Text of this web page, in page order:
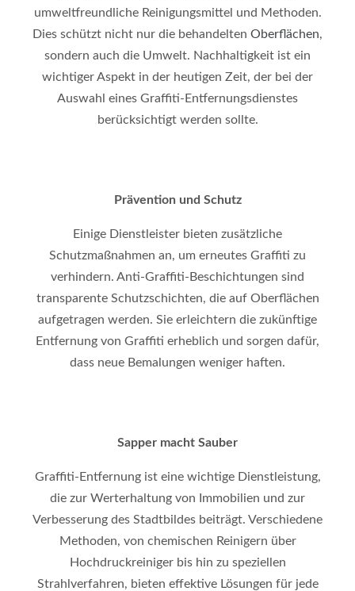
umweltfreundliche Reinigungsmittel und Methoden.
Dies schützt nicht nur die behandelten Oberflächen,
sondern auch die Umwelt. Nachhaltigkeit ist ein
wichtiger Aspekt in der heutigen Zeit, der bei der
Auswahl eines Graffiti-Entfernungsdienstes
berücksichtigt werden sollte.
Prävention und Schutz
Einige Dienstleister bieten zusätzliche
Schutzmaßnahmen an, um erneutes Graffiti zu
verhindern. Anti-Graffiti-Beschichtungen sind
transparente Schutzschichten, die auf Oberflächen
aufgetragen werden. Sie erleichtern die zukünftige
Entfernung von Graffiti erheblich und sorgen dafür,
dass neue Bemalungen weniger haften.
Sapper macht Sauber
Graffiti-Entfernung ist eine wichtige Dienstleistung,
die zur Werterhaltung von Immobilien und zur
Verbesserung des Stadtbildes beiträgt. Verschiedene
Methoden, von chemischen Reinigern über
Hochdruckreiniger bis hin zu speziellen
Strahlverfahren, bieten effektive Lösungen für jede